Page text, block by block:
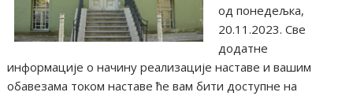
од понедељка,
20.11.2023. Све
додатне
информације о начину реализације наставе и вашим
обавезама током наставе ће вам бити доступне на